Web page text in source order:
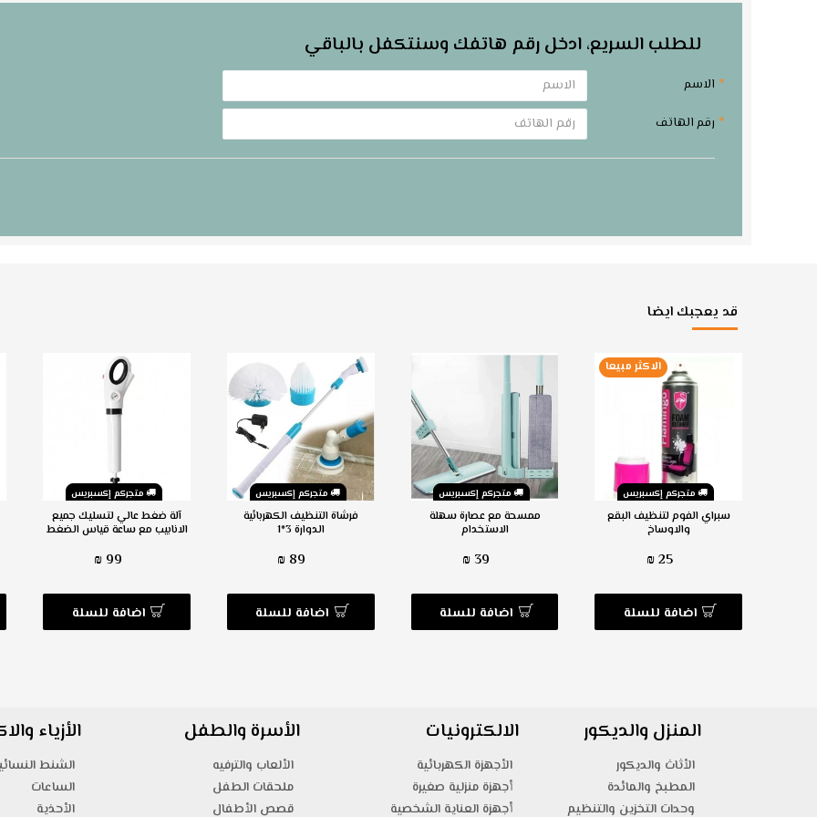
للطلب السريع، ادخل رقم هاتفك وسنتكفل بالباقي
الاسم
رقم الهاتف
قد يعجبك ايضا
متجركم إكسبريس
الاكثر مبيعا
سبراي الفوم لتنظيف البقع
والاوساخ
25 ₪
اضافة للسلة
متجركم إكسبريس
ممسحة مع عصارة سهلة
الاستخدام
39 ₪
اضافة للسلة
متجركم إكسبريس
فرشاة التنظيف الكهربائية
الدوارة 3*1
89 ₪
اضافة للسلة
متجركم إكسبريس
آلة ضغط عالي لتسليك جميع
الانابيب مع ساعة قياس الضغط
99 ₪
اضافة للسلة
المنزل والديكور
الأثاث والديكور
المطبخ والمائدة
وحدات التخزين والتنظيم
الالكترونيات
الأجهزة الكهربائية
أجهزة منزلية صغيرة
أجهزة العناية الشخصية
الأسرة والطفل
الألعاب والترفيه
ملحقات الطفل
قصص الأطفال
الأزياء
الشنط
الساعات
الأحذية